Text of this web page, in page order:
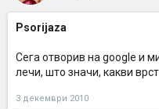
Psorijaza
Сега отворив на google и
лечи, што значи, какви
3 декември 2010